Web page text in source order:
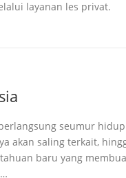
layanan les privat.
seumur
akan saling terkait,
baru yang